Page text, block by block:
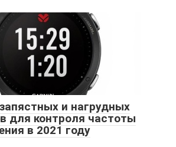
и нагрудных
для контроля частоты
в 2021 году